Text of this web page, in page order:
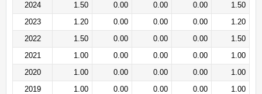
2024
1.50 0.00 0.00 0.00
1.50
2023
1.20 0.00 0.00 0.00
1.20
2022
1.50 0.00 0.00 0.00
1.50
2021
1.00 0.00 0.00 0.00
1.00
2020
1.00 0.00 0.00 0.00
1.00
2019
1.00 0.00 0.00 0.00
1.00